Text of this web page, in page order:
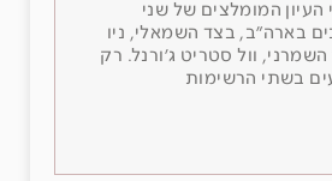
המומלצים של שני
בארה״ב, בצד השמאלי, ניו
וול סטריט ג׳ורנל. רק
בשתי הרשימות